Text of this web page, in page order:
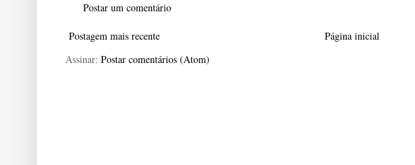
Postar um comentário
Postagem mais recente
Página inicial
Assinar: Postar comentários (Atom)